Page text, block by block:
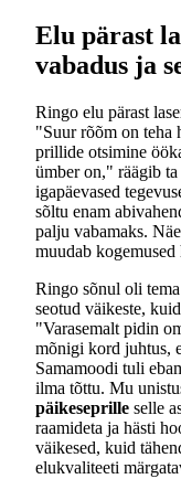
Elu pärast
vabadus ja
Ringo elu pärast
"Suur rõõm on teha
prillide otsimine
ümber on," räägib
igapäevased
sõltu enam
palju vabamaks.
muudab
Ringo sõnul oli
seotud väikeste,
"Varasemalt pidin
mõnigi kord juhtus,
Samamoodi tuli
ilma tõttu. Mu
päikeseprille selle
raamideta ja hästi
väikesed, kuid
elukvaliteeti